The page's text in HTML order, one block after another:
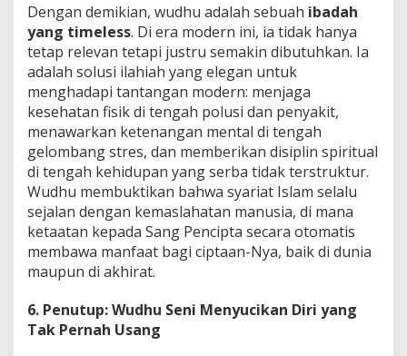
Dengan demikian, wudhu adalah sebuah ibadah
yang timeless. Di era modern ini, ia tidak hanya
tetap relevan tetapi justru semakin dibutuhkan. Ia
adalah solusi ilahiah yang elegan untuk
menghadapi tantangan modern: menjaga
kesehatan fisik di tengah polusi dan penyakit,
menawarkan ketenangan mental di tengah
gelombang stres, dan memberikan disiplin spiritual
di tengah kehidupan yang serba tidak terstruktur.
Wudhu membuktikan bahwa syariat Islam selalu
sejalan dengan kemaslahatan manusia, di mana
ketaatan kepada Sang Pencipta secara otomatis
membawa manfaat bagi ciptaan-Nya, baik di dunia
maupun di akhirat.
6. Penutup: Wudhu Seni Menyucikan Diri yang
Tak Pernah Usang